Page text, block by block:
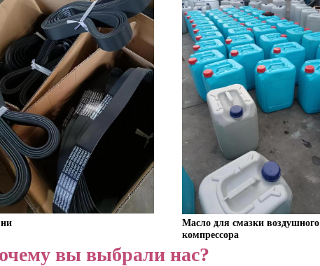
Масло для смазки воздушного
компрессора
вы выбрали нас?